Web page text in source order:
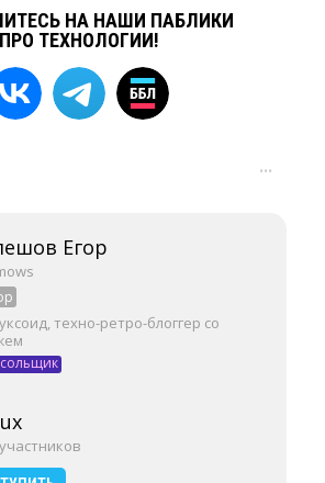
НА НАШИ ПАБЛИКИ
ПРО ТЕХНОЛОГИИ!
···
Егор
техно-ретро-блоггер со